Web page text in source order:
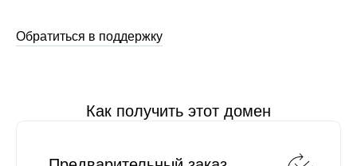
Обратиться в поддержку
Как получить этот домен